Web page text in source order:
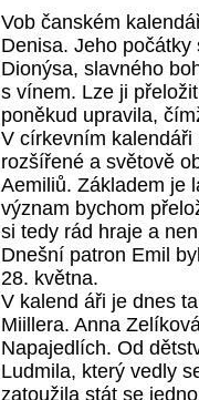
Vob čanském
Denisa. Jeho
Dionýsa, slavného
s vínem. Lze ji
poněkud upravila,
V církevním kalendáři
rozšířené a světově
Aemiliů. Základem je
význam bychom
si tedy rád hraje a
Dnešní patron Emil
28. května.
V kalend áři je dnes
Miillera. Anna
Napajedlích. Od
Ludmila, který vedly
zatoužila stát se